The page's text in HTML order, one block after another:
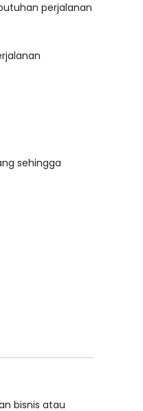
perjalanan
sehingga
bisnis atau